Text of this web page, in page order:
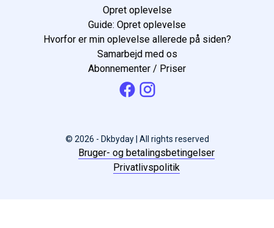
Opret oplevelse
Guide: Opret oplevelse
Hvorfor er min oplevelse allerede på siden?
Samarbejd med os
Abonnementer / Priser
© 2026 - Dkbyday | All rights reserved
Bruger- og betalingsbetingelser
Privatlivspolitik